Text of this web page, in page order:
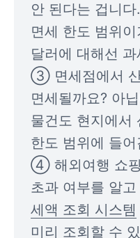
안 된다는 겁니
면세 한도 범위
달러에 대해선
③ 면세점에서
면세될까요? 아
물건도 현지에서
한도 범위에 들어
④ 해외여행 쇼
초과 여부를 알고
세액 조회 시스템
미리 조회할 수